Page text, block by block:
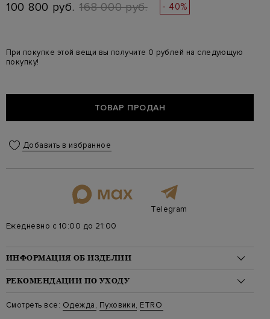
100 800 руб. 168 000 руб. - 40%
При покупке этой вещи вы получите 0 рублей на следующую
покупку!
ТОВАР ПРОДАН
Добавить в избранное
Telegram
Ежедневно с 10:00 до 21:00
ИНФОРМАЦИЯ ОБ ИЗДЕЛИИ
Материал: полиамид 100%, пух 85%, перо 15%
На модели: 188/90/79/99 на модели размер L
Стиль: Бомберы, Классическая длина, С принтом
Цвет: Синий
РЕКОМЕНДАЦИИ ПО УХОДУ
Стирка: Деликатная стирка при температуре воды до 30
Смотреть все: Одежда, Пуховики, ETRO